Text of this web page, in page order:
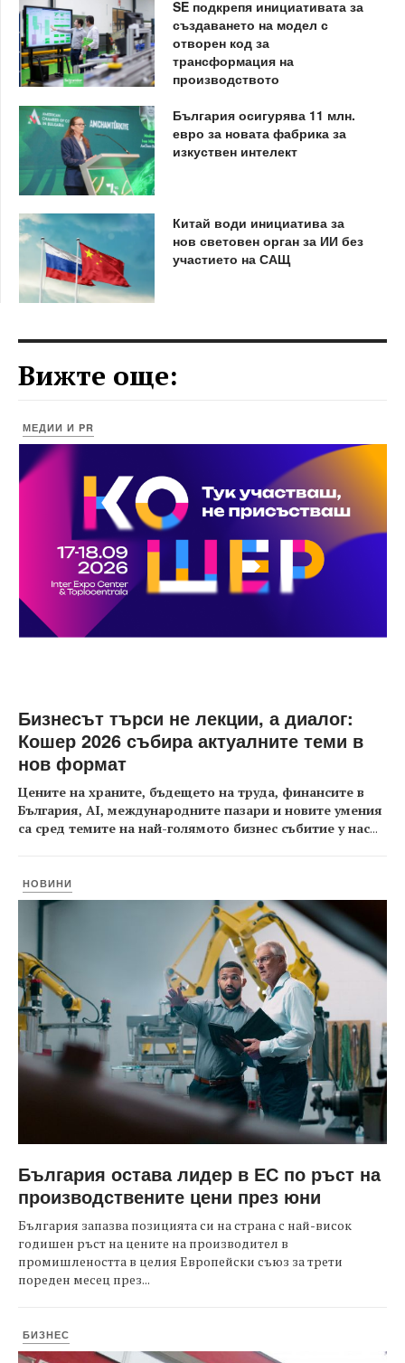
SE подкрепя инициативата за
създаването на модел с
отворен код за
трансформация на
производството
България осигурява 11 млн.
евро за новата фабрика за
изкуствен интелект
Китай води инициатива за
нов световен орган за ИИ без
участието на САЩ
Вижте още:
МЕДИИ И PR
Бизнесът търси не лекции, а диалог:
Кошер 2026 събира актуалните теми в
нов формат
Цените на храните, бъдещето на труда, финансите в
България, AI, международните пазари и новите умения
са сред темите на най-голямото бизнес събитие у нас...
НОВИНИ
България остава лидер в ЕС по ръст на
производствените цени през юни
България запазва позицията си на страна с най-висок
годишен ръст на цените на производител в
промишлеността в целия Европейски съюз за трети
пореден месец през...
БИЗНЕС